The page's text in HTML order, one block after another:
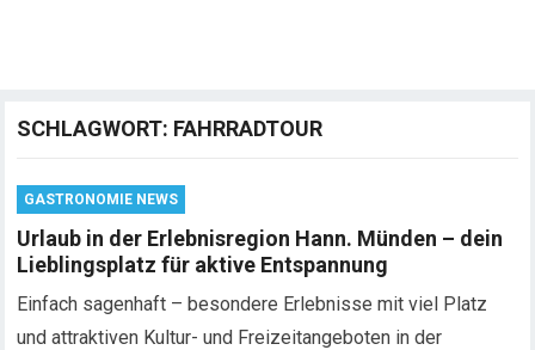
SCHLAGWORT: FAHRRADTOUR
GASTRONOMIE NEWS
Urlaub in der Erlebnisregion Hann. Münden – dein
Lieblingsplatz für aktive Entspannung
Einfach sagenhaft – besondere Erlebnisse mit viel Platz
und attraktiven Kultur- und Freizeitangeboten in der